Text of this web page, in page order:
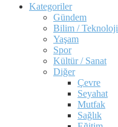
Kategoriler
Gündem
Bilim / Teknoloji
Yaşam
Spor
Kültür / Sanat
Diğer
Çevre
Seyahat
Mutfak
Sağlık